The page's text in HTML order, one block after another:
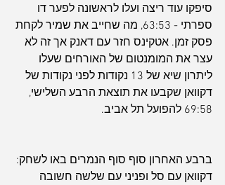
סיפקו עוד ריצה ועלו לראשונה לפער דו
ספרתי - 63:53, מה שחייב את שמיר לקחת
פסק זמן. אטקינס חזר עם דאנק אך זה לא
עצר את המומנטום של האורחים שעלו
ליתרון שיא של 13 נקודות לפני נקודות של
דקוואן שקבעו את תוצאת הרבע השלישי,
69:58 להפועל תל אביב.
ברבע האחרון סוף סוף הנמרים באו לשחק:
דקוואן עם סל ופניני עם שלשה חשובה